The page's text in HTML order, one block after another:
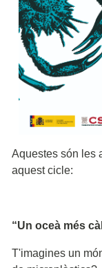
Aquestes són les
aquest cicle:
“Un oceà més
T'imagines un